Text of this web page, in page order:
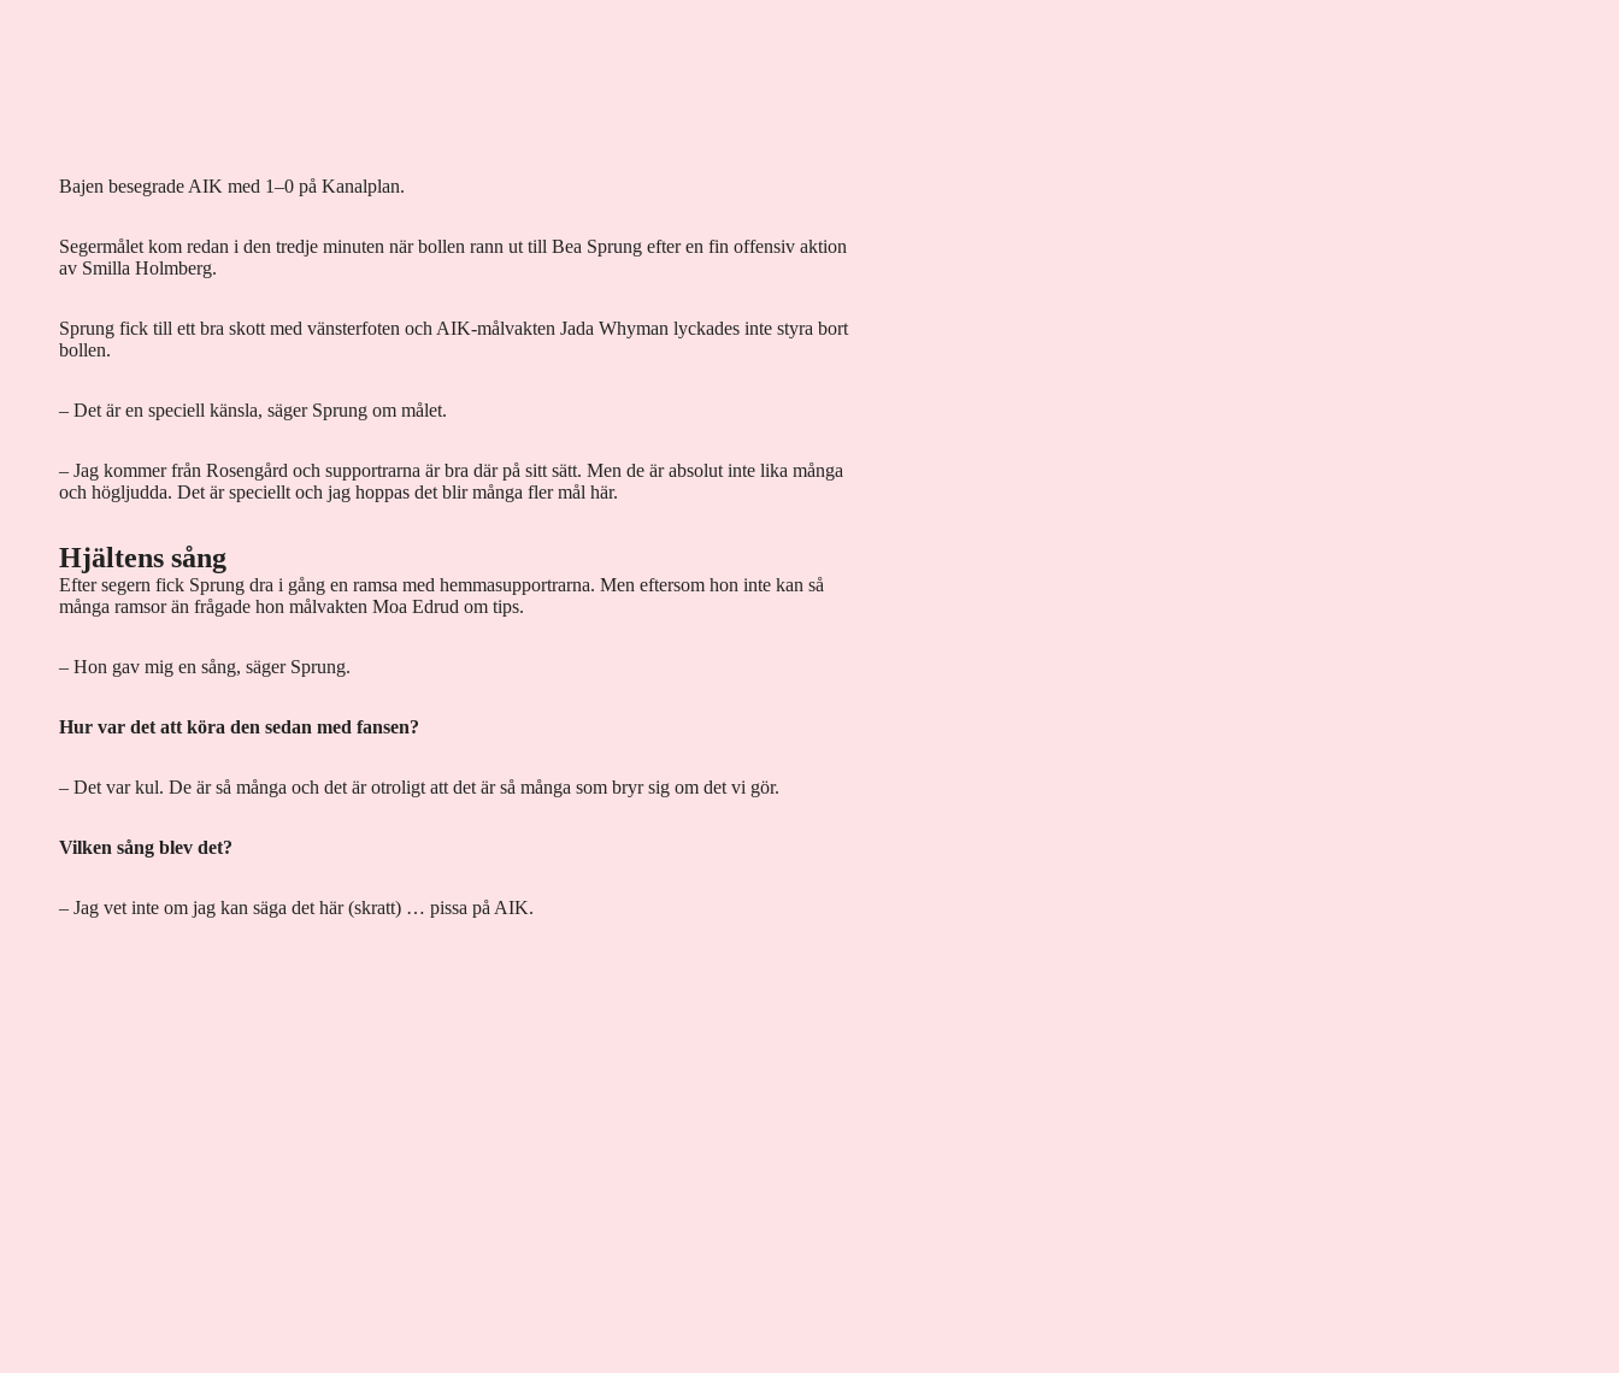
Bajen besegrade AIK med 1–0 på Kanalplan.
Segermålet kom redan i den tredje minuten när bollen rann ut till Bea Sprung efter en fin offensiv aktion
av Smilla Holmberg.
Sprung fick till ett bra skott med vänsterfoten och AIK-målvakten Jada Whyman lyckades inte styra bort
bollen.
– Det är en speciell känsla, säger Sprung om målet.
– Jag kommer från Rosengård och supportrarna är bra där på sitt sätt. Men de är absolut inte lika många
och högljudda. Det är speciellt och jag hoppas det blir många fler mål här.
Hjältens sång
Efter segern fick Sprung dra i gång en ramsa med hemmasupportrarna. Men eftersom hon inte kan så
många ramsor än frågade hon målvakten Moa Edrud om tips.
– Hon gav mig en sång, säger Sprung.
Hur var det att köra den sedan med fansen?
– Det var kul. De är så många och det är otroligt att det är så många som bryr sig om det vi gör.
Vilken sång blev det?
– Jag vet inte om jag kan säga det här (skratt) … pissa på AIK.